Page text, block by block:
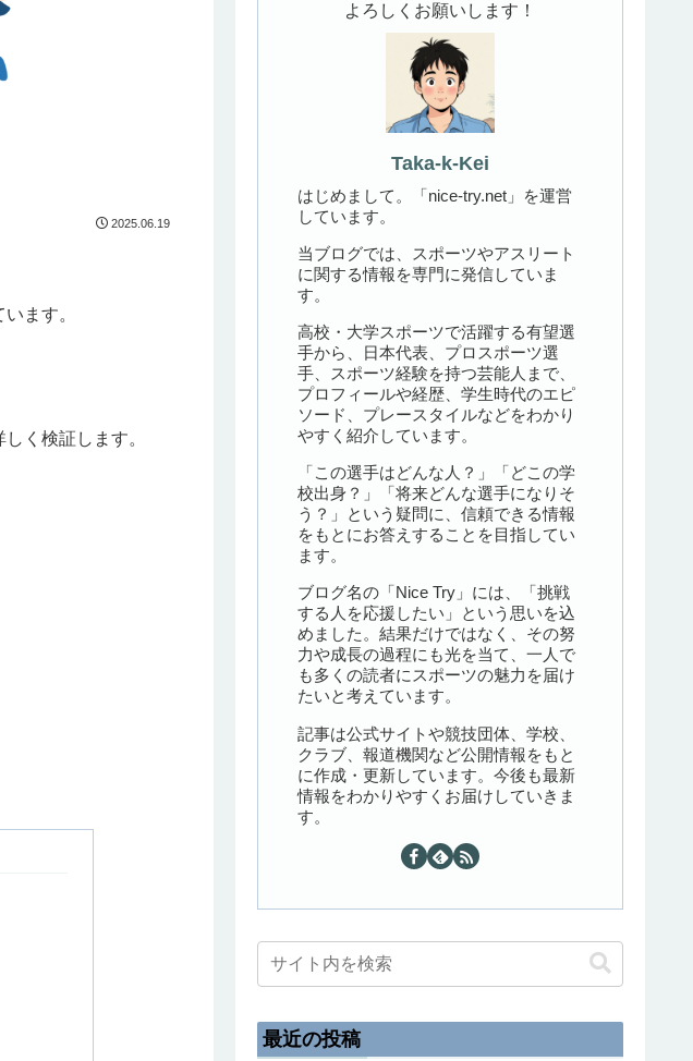
2025.06.19
ます。
く検証します。
よろしくお願いします！
Taka-k-Kei
はじめまして。「nice-try.net」を運営
しています。
当ブログでは、スポーツやアスリート
に関する情報を専門に発信していま
す。
高校・大学スポーツで活躍する有望選
手から、日本代表、プロスポーツ選
手、スポーツ経験を持つ芸能人まで、
プロフィールや経歴、学生時代のエピ
ソード、プレースタイルなどをわかり
やすく紹介しています。
「この選手はどんな人？」「どこの学
校出身？」「将来どんな選手になりそ
う？」という疑問に、信頼できる情報
をもとにお答えすることを目指してい
ます。
ブログ名の「Nice Try」には、「挑戦
する人を応援したい」という思いを込
めました。結果だけではなく、その努
力や成長の過程にも光を当て、一人で
も多くの読者にスポーツの魅力を届け
たいと考えています。
記事は公式サイトや競技団体、学校、
クラブ、報道機関など公開情報をもと
に作成・更新しています。今後も最新
情報をわかりやすくお届けしていきま
す。
最近の投稿